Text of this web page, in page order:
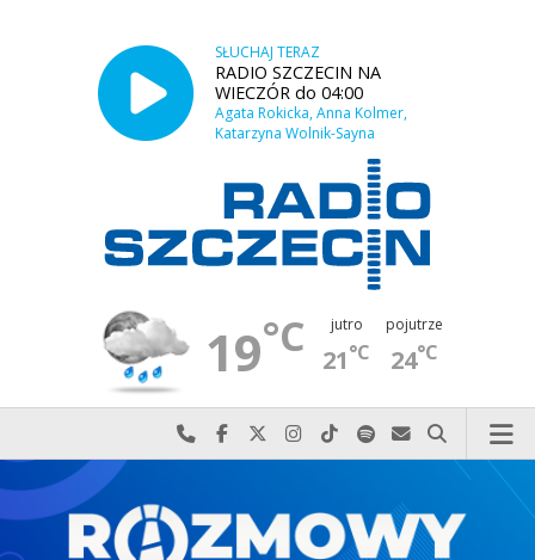
SŁUCHAJ TERAZ
RADIO SZCZECIN NA
WIECZÓR do 04:00
Agata Rokicka, Anna Kolmer,
Katarzyna Wolnik-Sayna
19°C jutro
21°C
pojutrze
24°C
Najlepiej po prostu do nas zadzwoń
Odwiedź nas na Facebook-u
Odwiedź nas na X
Odwiedź nas na Instagram-ie
Odwiedź nas na TikTok-u
Szukaj nas na Spotify
Wyślij do nas
Szukaj